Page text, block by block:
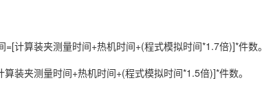
计算装夹测量时间+热机时间+(程式模拟时间*1.7倍)]*件数。
装夹测量时间+热机时间+(程式模拟时间*1.5倍)]*件数。